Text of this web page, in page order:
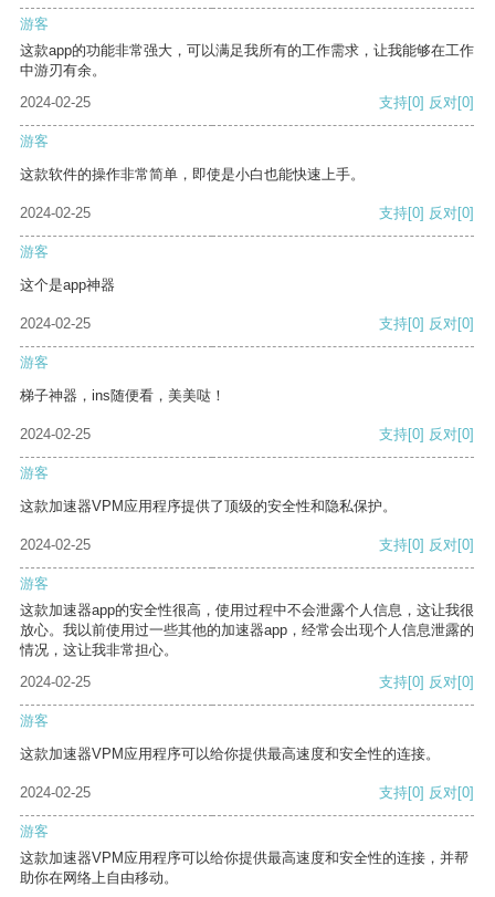
游客
这款app的功能非常强大，可以满足我所有的工作需求，让我能够在工作
中游刃有余。
2024-02-25
支持[0] 反对[0]
游客
这款软件的操作非常简单，即使是小白也能快速上手。
2024-02-25 支持[0] 反对[0]
游客
这个是app神器
2024-02-25 支持[0] 反对[0]
游客
梯子神器，ins随便看，美美哒！
2024-02-25 支持[0] 反对[0]
游客
这款加速器VPM应用程序提供了顶级的安全性和隐私保护。
2024-02-25 支持[0] 反对[0]
游客
这款加速器app的安全性很高，使用过程中不会泄露个人信息，这让我很
放心。我以前使用过一些其他的加速器app，经常会出现个人信息泄露的
情况，这让我非常担心。
2024-02-25
支持[0] 反对[0]
游客
这款加速器VPM应用程序可以给你提供最高速度和安全性的连接。
2024-02-25 支持[0] 反对[0]
游客
这款加速器VPM应用程序可以给你提供最高速度和安全性的连接，并帮
助你在网络上自由移动。